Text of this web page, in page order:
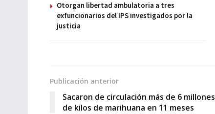
Otorgan libertad ambulatoria a tres
exfuncionarios del IPS investigados por la
justicia
Publicación anterior
Sacaron de circulación más de 6 millones
de kilos de marihuana en 11 meses